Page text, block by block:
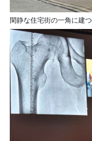
閑静な住宅街の一角に建つ